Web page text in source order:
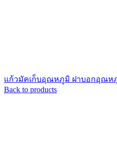
แก้วมัคเก็บอุณหภูมิ ฝาบอกอุณห
Back to products